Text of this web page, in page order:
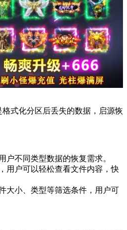
式化分区后丢失的数据，启源恢
不同类型数据的恢复需求。
用户可以轻松查看文件内容，快
大小、类型等筛选条件，用户可